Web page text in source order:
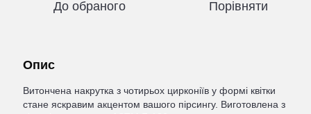
До обраного Порівняти
Опис
Витончена накрутка з чотирьох цирконіїв у формі квітки
стане яскравим акцентом вашого пірсингу. Виготовлена з